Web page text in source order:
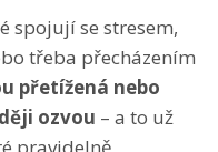
spojují se stresem,
třeba přecházením
přetížená nebo
ozvou – a to už